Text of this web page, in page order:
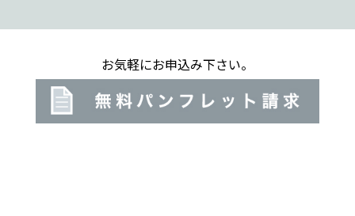
お気軽にお申込み下さい。